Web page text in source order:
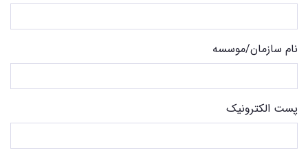
نام سازمان/موسسه
پست الکترونیک